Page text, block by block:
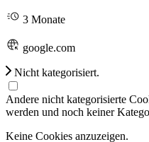
3 Monate
google.com
Nicht kategorisiert.
Andere nicht kategorisierte
werden und noch keiner
Keine Cookies anzuzeigen.